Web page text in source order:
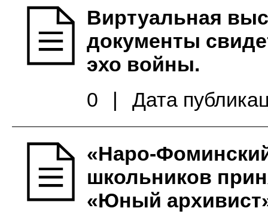
Виртуальная
документы
эхо войны.
0
| Дата
«Наро-
школьников
«Юный